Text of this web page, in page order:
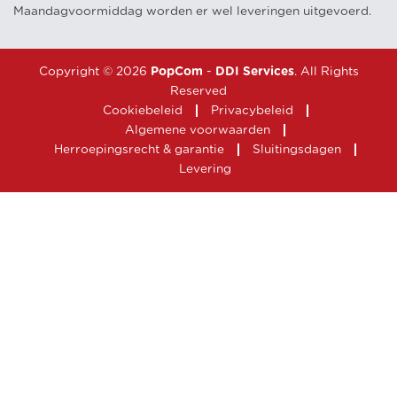
Maandagvoormiddag worden er wel leveringen uitgevoerd.
Copyright © 2026 PopCom - DDI Services. All Rights
Reserved
Cookiebeleid
Privacybeleid
Algemene voorwaarden
Herroepingsrecht & garantie
Sluitingsdagen
Levering